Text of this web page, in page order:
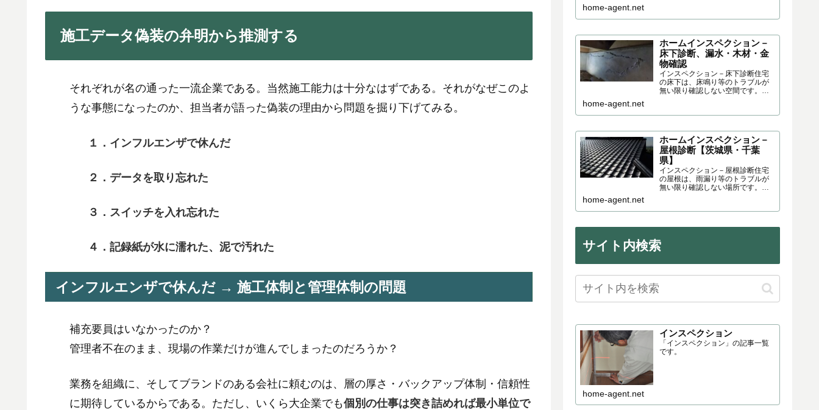
施工データ偽装の弁明から推測する
それぞれが名の通った一流企業である。当然施工能力は十分なはずである。それがなぜこのよ
うな事態になったのか、担当者が語った偽装の理由から問題を掘り下げてみる。
１．インフルエンザで休んだ
２．データを取り忘れた
３．スイッチを入れ忘れた
４．記録紙が水に濡れた、泥で汚れた
インフルエンザで休んだ → 施工体制と管理体制の問題
補充要員はいなかったのか？
管理者不在のまま、現場の作業だけが進んでしまったのだろうか？
業務を組織に、そしてブランドのある会社に頼むのは、層の厚さ・バックアップ体制・信頼性
に期待しているからである。ただし、いくら大企業でも個別の仕事は突き詰めれば最小単位で
は、必ずチェックしておいた方が
化の程度、施工の不具合、断熱材...
home-agent.net
ホームインスペクション－
床下診断、漏水・木材・金
物確認
インスペクション－床下診断住宅
の床下は、床鳴り等のトラブルが
無い限り確認しない空間です。し
クしておいた方が良い部分です。
の不具合、断熱材の状態など、多...
home-agent.net
ホームインスペクション－
屋根診断【茨城県・千葉
県】
インスペクション－屋根診断住宅
の屋根は、雨漏り等のトラブルが
無い限り確認しない場所です。し
クしておいた方が良い部分です。
は、雨漏りによる修繕・今後のリ
フ...
home-agent.net
サイト内検索
インスペクション
「インスペクション」の記事一覧
です。
home-agent.net